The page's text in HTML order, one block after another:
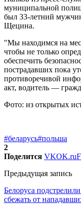
муниципальной
был 33-летний
Щецина.
"Мы находимся на
чтобы не только
обеспечить
пострадавших пока
противоречивой
акт, водитель —
Фото: из открытых
#беларусь#польша
2
Поделится VKOK.ru
Предыдущая запись
Белоруса
сбежать от